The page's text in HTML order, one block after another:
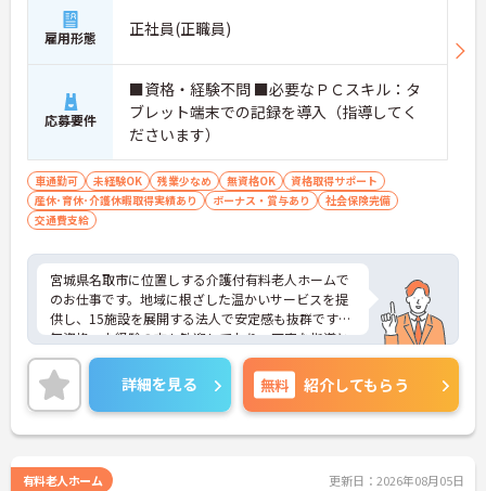
雇用形態 正社員(正職員)
応募要件
■資格・経験不問 ■必要なＰＣスキル：タ
ブレット端末での記録を導入（指導してく
ださいます）
車通勤可 未経験OK 残業少なめ 無資格OK
資格取得サポート
産休･育休･介護休暇取得実績あり
ボーナス・賞与あり
社会保険完備
交通費支給
宮城県名取市に位置しする介護付有料老人ホームで
のお仕事です。地域に根ざした温かいサービスを提
供し、15施設を展開する法人で安定感も抜群です。
無資格・未経験の方も歓迎しており、丁寧な指導と
資格取得支援制度が充実しているため、安心してス
タートできます。育児休業や介護休業の取得実績も
あり、ライフステージに応じた働き方が可能です。
人と関わりながら、利用者様に寄り添った介護を提
供したい方に最適な職場です。ご興味のある方に
ますのでお気軽にご相談ください！
詳細を見る 無料 紹介してもらう
有料老人ホーム 更新日：2026年08月05日